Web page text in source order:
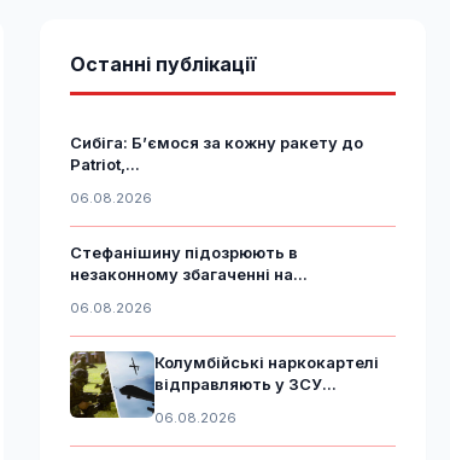
Останні публікації
Сибіга: Б’ємося за кожну ракету до
Patriot,...
06.08.2026
Стефанішину підозрюють в
незаконному збагаченні на...
06.08.2026
Колумбійські наркокартелі
відправляють у ЗСУ...
06.08.2026